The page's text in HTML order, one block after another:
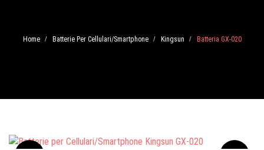
Home / Batterie Per Cellulari/Smartphone / Kingsun / Batteria GX-020